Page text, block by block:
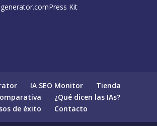
Press Kit
IA SEO Monitor
Tienda
¿Qué dicen las IAs?
de éxito
Contacto